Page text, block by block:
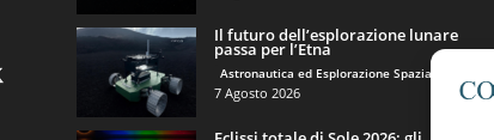
Il futuro dell’esplorazione lunare
passa per l’Etna
Astronautica ed Esplorazione Spaziale
7 Agosto 2026